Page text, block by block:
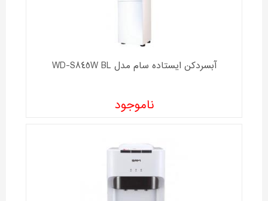
آبسردکن ایستاده سام مدل WD-S845W BL
ناموجود